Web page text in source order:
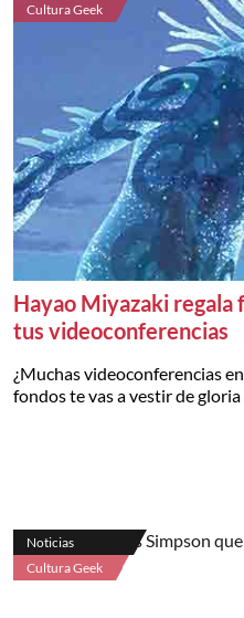
Cultura Geek
Hayao Miyazaki regala
tus videoconferencias
¿Muchas videoconferencias
fondos te vas a vestir de gloria
Noticias
Cultura Geek